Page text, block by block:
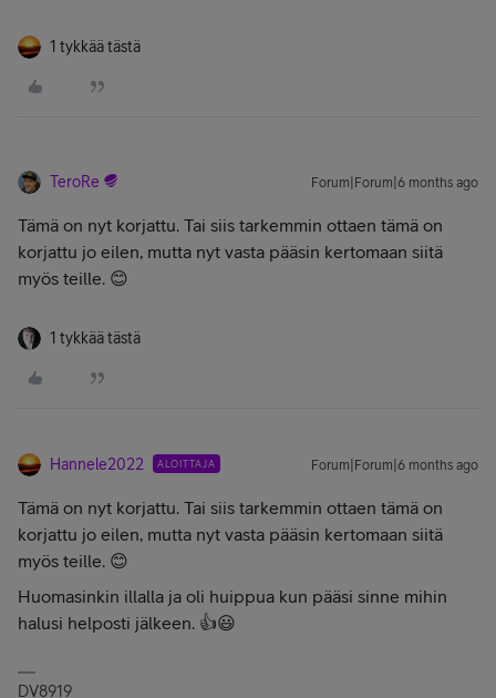
1 tykkää tästä
TeroRe Forum|Forum|6 months ago
Tämä on nyt korjattu. Tai siis tarkemmin ottaen tämä on
korjattu jo eilen, mutta nyt vasta pääsin kertomaan siitä
myös teille. 😊
1 tykkää tästä
Hannele2022 ALOITTAJA Forum|Forum|6 months ago
Tämä on nyt korjattu. Tai siis tarkemmin ottaen tämä on
korjattu jo eilen, mutta nyt vasta pääsin kertomaan siitä
myös teille. 😊
Huomasinkin illalla ja oli huippua kun pääsi sinne mihin
halusi helposti jälkeen. 👍😃
DV8919